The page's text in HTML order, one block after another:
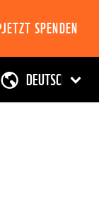
JETZT SPENDEN